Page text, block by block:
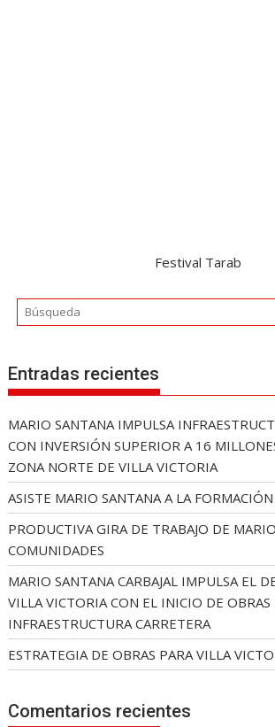
Festival Tarab
Entradas recientes
MARIO SANTANA IMPULSA
CON INVERSIÓN SUPERIOR A 16
ZONA NORTE DE VILLA VICTORIA
ASISTE MARIO SANTANA A LA
PRODUCTIVA GIRA DE TRABAJO DE
COMUNIDADES
MARIO SANTANA CARBAJAL IMPULSA EL
VILLA VICTORIA CON EL INICIO DE OBRAS
INFRAESTRUCTURA CARRETERA
ESTRATEGIA DE OBRAS PARA VILLA
Comentarios recientes